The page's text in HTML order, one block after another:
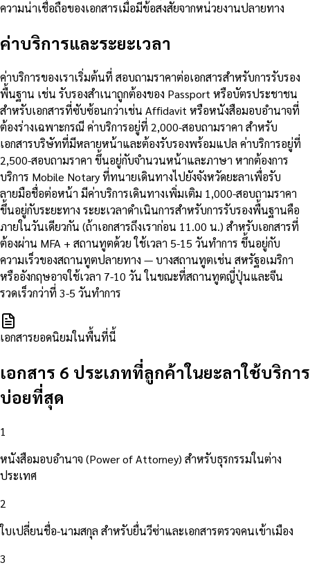
ความน่าเชื่อถือของเอกสารเมื่อมีข้อสงสัยจากหน่วยงานปลายทาง
ค่าบริการและระยะเวลา
ค่าบริการของเราเริ่มต้นที่ สอบถามราคาต่อเอกสารสำหรับการรับรอง
พื้นฐาน เช่น รับรองสำเนาถูกต้องของ Passport หรือบัตรประชาชน
สำหรับเอกสารที่ซับซ้อนกว่าเช่น Affidavit หรือหนังสือมอบอำนาจที่
ต้องร่างเฉพาะกรณี ค่าบริการอยู่ที่ 2,000-สอบถามราคา สำหรับ
เอกสารบริษัทที่มีหลายหน้าและต้องรับรองพร้อมแปล ค่าบริการอยู่ที่
2,500-สอบถามราคา ขึ้นอยู่กับจำนวนหน้าและภาษา หากต้องการ
บริการ Mobile Notary ที่ทนายเดินทางไปยังจังหวัดยะลาเพื่อรับ
ลายมือชื่อต่อหน้า มีค่าบริการเดินทางเพิ่มเติม 1,000-สอบถามราคา
ขึ้นอยู่กับระยะทาง ระยะเวลาดำเนินการสำหรับการรับรองพื้นฐานคือ
ภายในวันเดียวกัน (ถ้าเอกสารถึงเราก่อน 11.00 น.) สำหรับเอกสารที่
ต้องผ่าน MFA + สถานทูตด้วย ใช้เวลา 5-15 วันทำการ ขึ้นอยู่กับ
ความเร็วของสถานทูตปลายทาง — บางสถานทูตเช่น สหรัฐอเมริกา
หรืออังกฤษอาจใช้เวลา 7-10 วัน ในขณะที่สถานทูตญี่ปุ่นและจีน
รวดเร็วกว่าที่ 3-5 วันทำการ
เอกสารยอดนิยมในพื้นที่นี้
เอกสาร 6 ประเภทที่ลูกค้าในยะลาใช้บริการ
บ่อยที่สุด
1
หนังสือมอบอำนาจ (Power of Attorney) สำหรับธุรกรรมในต่าง
ประเทศ
2
ใบเปลี่ยนชื่อ-นามสกุล สำหรับยื่นวีซ่าและเอกสารตรวจคนเข้าเมือง
3